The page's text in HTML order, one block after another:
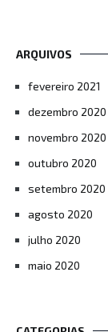
ARQUIVOS
fevereiro 2021
dezembro 2020
novembro 2020
outubro 2020
setembro 2020
agosto 2020
julho 2020
maio 2020